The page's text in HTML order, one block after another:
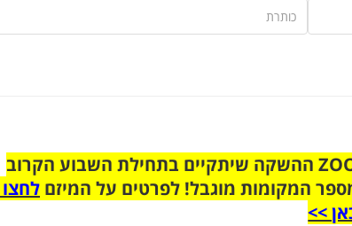
הצטרפו לקבוצת הוואטסאפ לקראת ZOOM ההשקה שיתקיים בתחילת השבוע הקרוב
המקומות מוגבל! לפרטים על המיזם
>>